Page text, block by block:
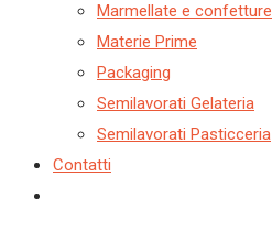
Marmellate e confetture
Materie Prime
Packaging
Semilavorati Gelateria
Semilavorati Pasticceria
Contatti